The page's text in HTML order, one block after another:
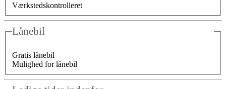
Værkstedskontrolleret
Lånebil
Gratis lånebil
Mulighed for lånebil